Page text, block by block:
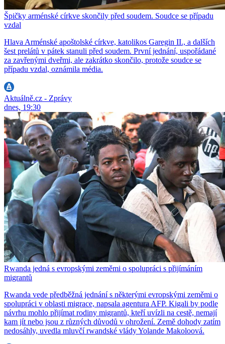
Špičky arménské církve skončily před soudem. Soudce se případu
vzdal
Hlava Arménské apoštolské církve, katolikos Garegin II., a dalších
šest prelátů v pátek stanuli před soudem. První jednání, uspořádané
za zavřenými dveřmi, ale zakrátko skončilo, protože soudce se
případu vzdal, oznámila média.
Aktuálně.cz - Zprávy
dnes, 19:30
Rwanda jedná s evropskými zeměmi o spolupráci s přijímáním
migrantů
Rwanda vede předběžná jednání s některými evropskými zeměmi o
spolupráci v oblasti migrace, napsala agentura AFP. Kigali by podle
návrhu mohlo přijímat rodiny migrantů, kteří uvízli na cestě, nemají
kam jít nebo jsou z různých důvodů v ohrožení. Země dohody zatím
nedosáhly, uvedla mluvčí rwandské vlády Yolande Makoloová.